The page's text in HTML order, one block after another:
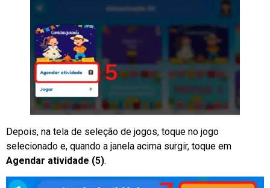
Depois, na tela de seleção de jogos, toque no jogo
selecionado e, quando a janela acima surgir, toque em
Agendar atividade (5).